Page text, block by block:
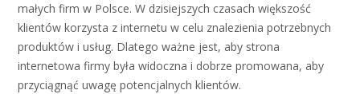
małych firm w Polsce. W dzisiejszych czasach większość
klientów korzysta z internetu w celu znalezienia potrzebnych
produktów i usług. Dlatego ważne jest, aby strona
internetowa firmy była widoczna i dobrze promowana, aby
przyciągnąć uwagę potencjalnych klientów.